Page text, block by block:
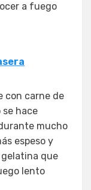
a fuego
con carne de
se hace
mucho
espeso y
gelatina que
lento